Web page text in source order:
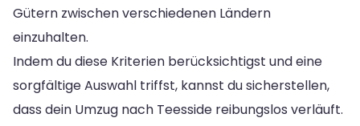
Gütern zwischen verschiedenen Ländern
einzuhalten.
Indem du diese Kriterien berücksichtigst und eine
sorgfältige Auswahl triffst, kannst du sicherstellen,
dass dein Umzug nach Teesside reibungslos verläuft.